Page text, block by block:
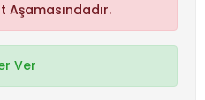
Aşamasındadır.
Ver